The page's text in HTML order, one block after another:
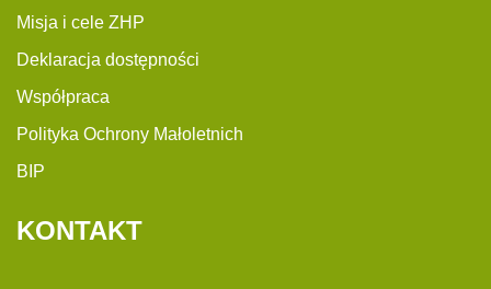
Misja i cele ZHP
Deklaracja dostępności
Współpraca
Polityka Ochrony Małoletnich
BIP
KONTAKT